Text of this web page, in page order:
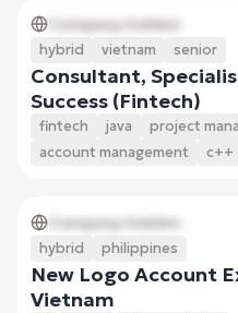
Company hidden
hybrid vietnam senior
Consultant,
Success (Fintech)
fintech java
project
account management
c++
Company hidden
hybrid philippines
New Logo Account
Vietnam